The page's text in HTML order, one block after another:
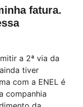
fatura.
a 2ª via da
tiver
com a ENEL é
companhia